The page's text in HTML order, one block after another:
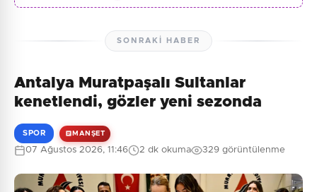
SONRAKI HABER
Antalya Muratpaşalı Sultanlar
kenetlendi, gözler yeni sezonda
SPOR MANŞET
07 Ağustos 2026, 11:46 2 dk okuma 329 görüntülenme